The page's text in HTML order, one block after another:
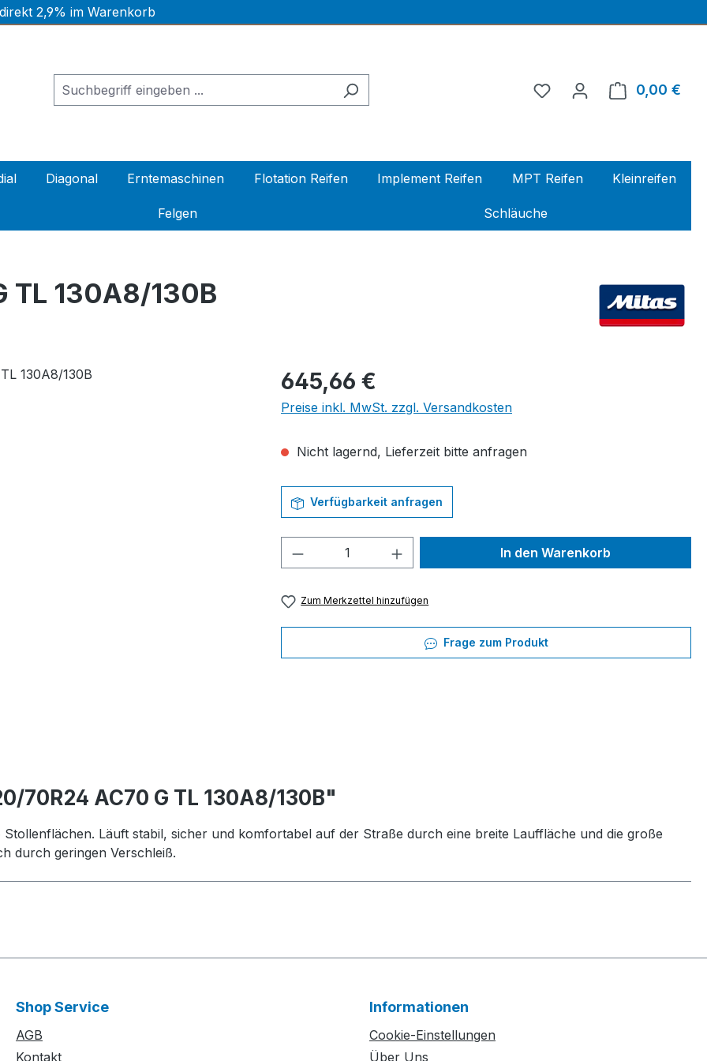
2,9% im Warenkorb
0,00 €
Diagonal Erntemaschinen Flotation Reifen Implement Reifen MPT Reifen Kleinreifen
Felgen Schläuche
TL 130A8/130B
Regulärer Preis:
645,66 €
Preise inkl. MwSt. zzgl. Versandkosten
Nicht lagernd, Lieferzeit bitte anfragen
Verfügbarkeit anfragen
Produkt Anzahl: Gib den gewünschten Wert
In den Warenkorb
Zum Merkzettel hinzufügen
Frage zum Produkt
70R24 AC70 G TL 130A8/130B"
Läuft stabil, sicher und komfortabel auf der Straße durch eine breite Lauffläche und die große
durch geringen Verschleiß.
Shop Service
AGB
Kontakt
Informationen
Cookie-Einstellungen
Über Uns